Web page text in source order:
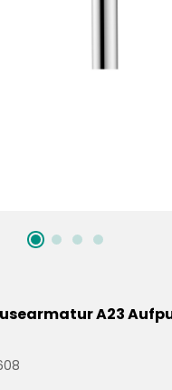
A23